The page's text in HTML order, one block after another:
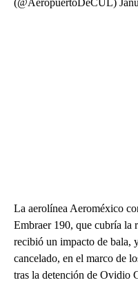
(@AeropuertoDeCUL)
La aerolínea Aeroméxico
Embraer 190, que cubría la
recibió un impacto de bala,
cancelado, en el marco de
tras la detención de Ovidio